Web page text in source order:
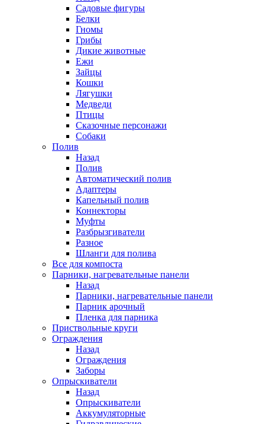
Садовые фигуры
Белки
Гномы
Грибы
Дикие животные
Ежи
Зайцы
Кошки
Лягушки
Медведи
Птицы
Сказочные персонажи
Собаки
Полив
Назад
Полив
Автоматический полив
Адаптеры
Капельный полив
Коннекторы
Муфты
Разбрызгиватели
Разное
Шланги для полива
Все для компоста
Парники, нагревательные панели
Назад
Парники, нагревательные панели
Парник арочный
Пленка для парника
Приствольные круги
Ограждения
Назад
Ограждения
Заборы
Опрыскиватели
Назад
Опрыскиватели
Аккумуляторные